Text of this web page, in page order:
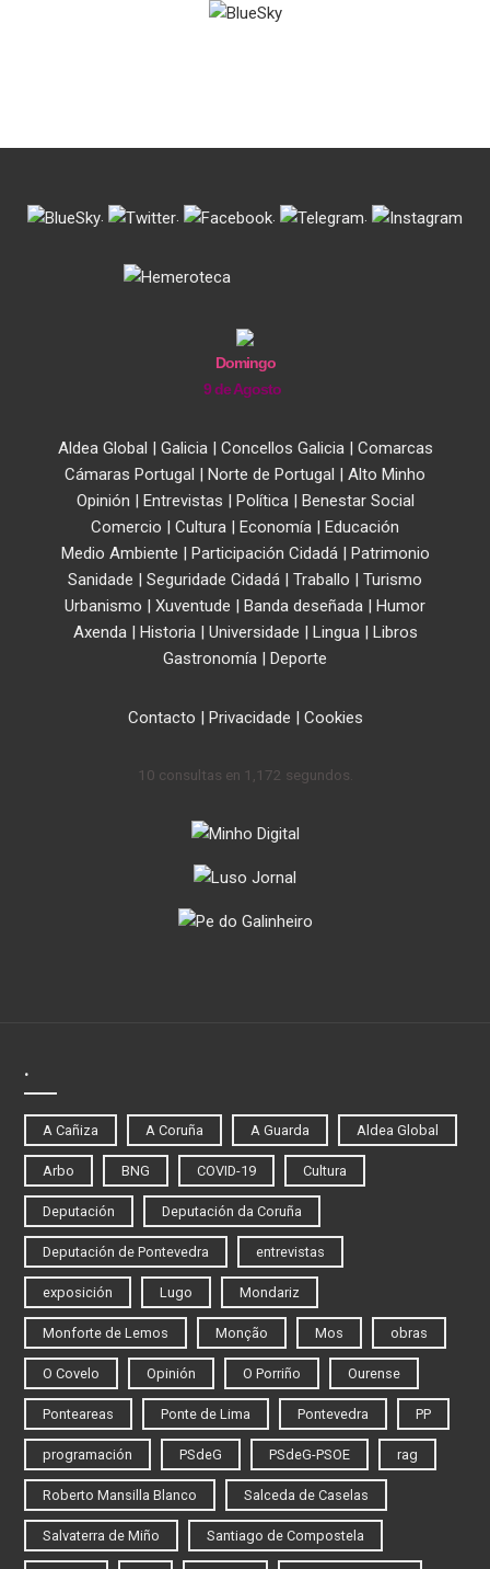
. . . .
Domingo
9 de Agosto
Aldea Global | Galicia | Concellos Galicia | Comarcas
Cámaras Portugal | Norte de Portugal | Alto Minho
Opinión | Entrevistas | Política | Benestar Social
Comercio | Cultura | Economía | Educación
Medio Ambiente | Participación Cidadá | Patrimonio
Sanidade | Seguridade Cidadá | Traballo | Turismo
Urbanismo | Xuventude | Banda deseñada | Humor
Axenda | Historia | Universidade | Lingua | Libros
Gastronomía | Deporte
Contacto | Privacidade | Cookies
10 consultas en 1,172 segundos.
.
A Cañiza A Coruña A Guarda Aldea Global
Arbo BNG COVID-19 Cultura
Deputación Deputación da Coruña
Deputación de Pontevedra entrevistas
exposición Lugo Mondariz
Monforte de Lemos Monção Mos obras
O Covelo Opinión O Porriño Ourense
Ponteareas Ponte de Lima Pontevedra PP
programación PSdeG PSdeG-PSOE rag
Roberto Mansilla Blanco Salceda de Caselas
Salvaterra de Miño Santiago de Compostela